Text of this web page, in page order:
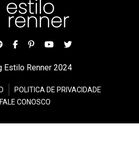
Estilo Renner 2024
POLITICA DE PRIVACIDADE
FALE CONOSCO